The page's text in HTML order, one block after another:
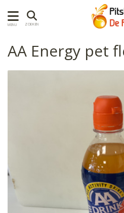
MENU ZOEKEN
AA Energy pet